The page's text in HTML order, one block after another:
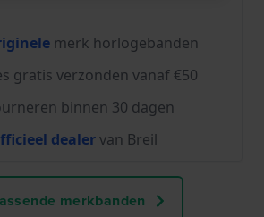
merk horlogebanden
gratis verzonden vanaf €50
binnen 30 dagen
dealervan Breil
merkbanden